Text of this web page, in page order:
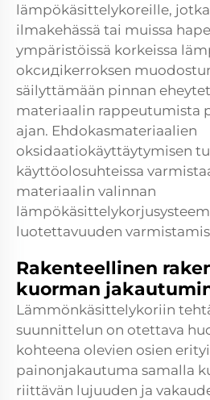
lämpökäsittelykoreille,
ilmakehässä tai muissa
ympäristöissä korkeissa
okсидikerroksen
säilyttämään pinnan
materiaalin rappeutumista
ajan. Ehdokasmateriaalien
oksidaatiokäyttäytymisen
käyttöolosuhteissa
materiaalin valinnan
luotettavuuden
Rakenteellinen
kuorman
Lämmönkäsittelykoriin
suunnittelun on otettava
kohteena olevien osien
painonjakautuma samalla
riittävän lujuuden ja